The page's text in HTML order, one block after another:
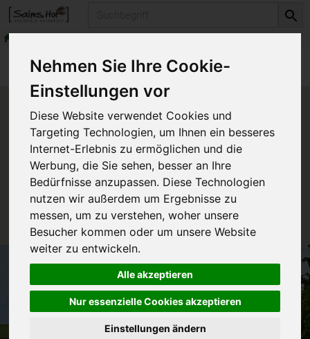
Nehmen Sie Ihre Cookie-
Einstellungen vor
Diese Website verwendet Cookies und
Targeting Technologien, um Ihnen ein besseres
Internet-Erlebnis zu ermöglichen und die
Werbung, die Sie sehen, besser an Ihre
Bedürfnisse anzupassen. Diese Technologien
nutzen wir außerdem um Ergebnisse zu
messen, um zu verstehen, woher unsere
Besucher kommen oder um unsere Website
weiter zu entwickeln.
Alle akzeptieren
Nur essenzielle Cookies akzeptieren
Einstellungen ändern
Produkte Vorratskammer
Leckeres
Leckeres für Große
Kekse & andere Knabbereien
Produkt "Mango
Fruchtschnitte" nicht
verfügbar.
Das von Ihnen gesuchte Produkt ist leider zur Zeit
nicht verfügbar.